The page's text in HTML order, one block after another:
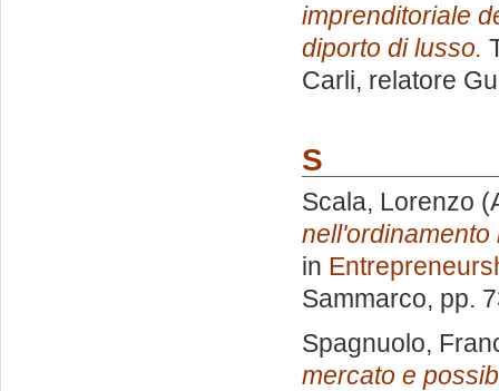
imprenditoriale
diporto di lusso.
Carli, relatore
S
Scala, Lorenzo
nell'ordinamento
in
Sammarco, pp.
Spagnuolo,
mercato e